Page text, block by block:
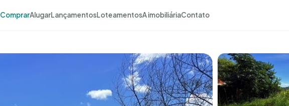
ComprarAlugarLançamentosLoteamentosA imobiliáriaContato